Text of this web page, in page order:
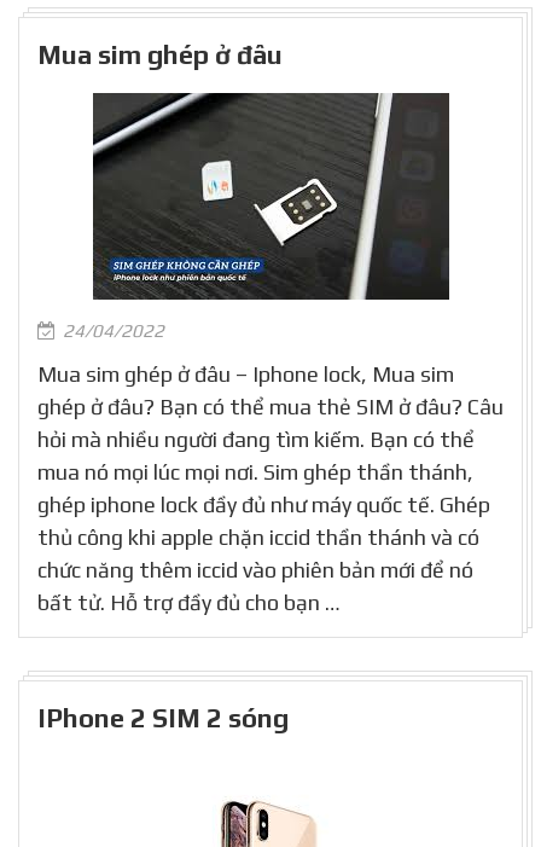
Mua sim ghép ở đâu
24/04/2022
Mua sim ghép ở đâu – Iphone lock, Mua sim
ghép ở đâu? Bạn có thể mua thẻ SIM ở đâu? Câu
hỏi mà nhiều người đang tìm kiếm. Bạn có thể
mua nó mọi lúc mọi nơi. Sim ghép thần thánh,
ghép iphone lock đầy đủ như máy quốc tế. Ghép
thủ công khi apple chặn iccid thần thánh và có
chức năng thêm iccid vào phiên bản mới để nó
bất tử. Hỗ trợ đầy đủ cho bạn …
IPhone 2 SIM 2 sóng